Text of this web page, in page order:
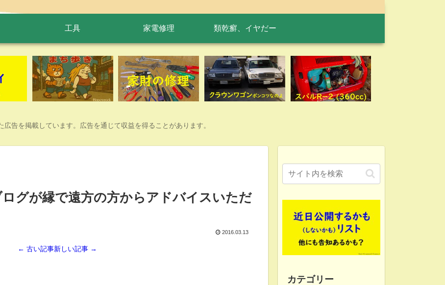
工具 家電修理 類乾癬、イヤだー
告を掲載しています。広告を通じて収益を得ることがあります。
グが縁で遠方の方からアドバイスいただ
2016.03.13
← 古い記事新しい記事 →
カテゴリー